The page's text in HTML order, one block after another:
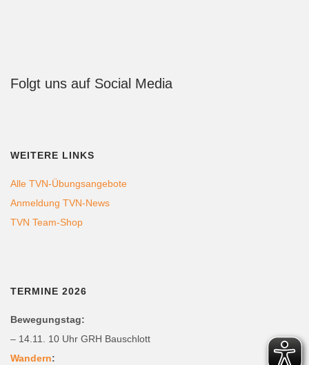
Folgt uns auf Social Media
WEITERE LINKS
Alle TVN-Übungsangebote
Anmeldung TVN-News
TVN Team-Shop
TERMINE 2026
Bewegungstag:
– 14.11. 10 Uhr GRH Bauschlott
Wandern: